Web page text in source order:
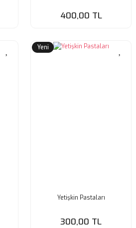
400,00 TL
Yeni
Yetişkin Pastaları
300,00 TL